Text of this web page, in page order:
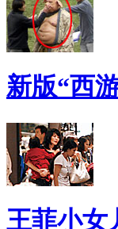
新版“西
王菲小女